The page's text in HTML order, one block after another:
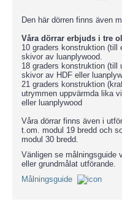
Den här dörren finns även
Våra dörrar erbjuds i tre
10 graders konstruktion (till
skivor av luanplywood.
18 graders konstruktion (till
skivor av HDF eller
21 graders konstruktion
utrymmen uppvärmda lika
eller luanplywood
Våra dörrar finns även i
t.om. modul 19 bredd och
modul 30 bredd.
Vänligen se målningsguide
eller grundmålat utförande.
Målningsguide